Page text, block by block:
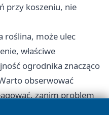
przy koszeniu, nie
roślina, może ulec
właściwe
ogrodnika znacząco
obserwować
zanim problem